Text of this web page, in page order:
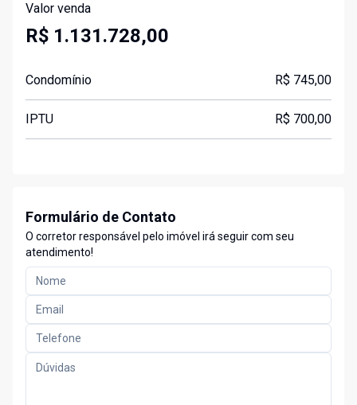
Valor venda
R$ 1.131.728,00
Condomínio R$ 745,00
IPTU R$ 700,00
Formulário de Contato
O corretor responsável pelo imóvel irá seguir com seu
atendimento!